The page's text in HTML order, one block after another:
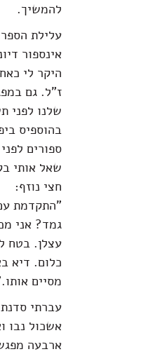
להמשיך.
עלילת
אינספור
היקר לי
ז"ל. גם
שלנו לפני
בהוספיס
ספורים
שאל אותי
חצי נוזף:
"התקדמת
גמד? אני
עצלן. בטח
כלום. דיא
מסיים
עברתי
אשכול נבו
ארבעה